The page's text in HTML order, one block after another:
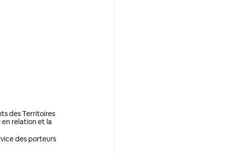
des Territoires
en relation et la
des porteurs